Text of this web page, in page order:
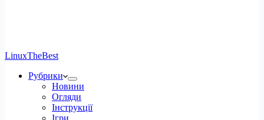
LinuxTheBest
Рубрики
Новини
Огляди
Інструкції
Ігри